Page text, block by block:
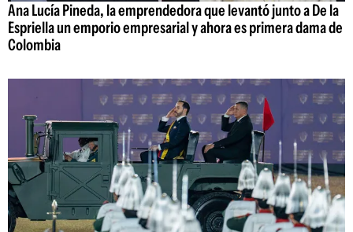
Ana Lucía Pineda, la emprendedora que levantó junto a De la
Espriella un emporio empresarial y ahora es primera dama de
Colombia